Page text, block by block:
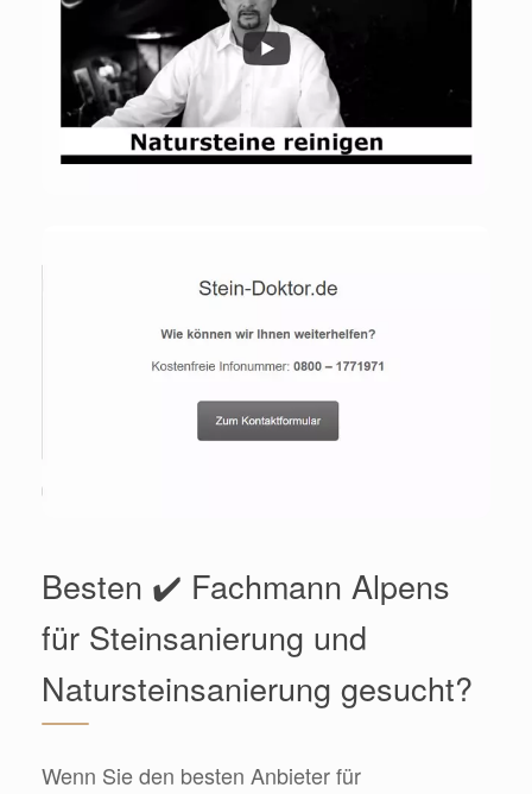
Besten ✔️ Fachmann Alpens
für Steinsanierung und
Natursteinsanierung gesucht?
Wenn Sie den besten Anbieter für